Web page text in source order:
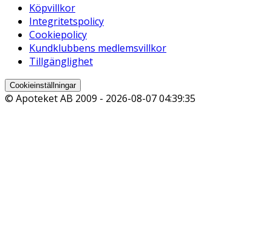
Köpvillkor
Integritetspolicy
Cookiepolicy
Kundklubbens medlemsvillkor
Tillgänglighet
Cookieinställningar
© Apoteket AB 2009 - 2026-08-07 04:39:35